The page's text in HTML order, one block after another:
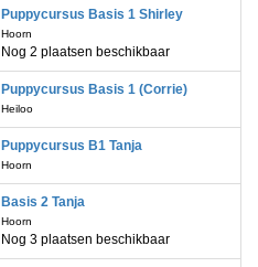
Puppycursus Basis 1 Shirley
Hoorn
Nog 2 plaatsen beschikbaar
Puppycursus Basis 1 (Corrie)
Heiloo
Puppycursus B1 Tanja
Hoorn
Basis 2 Tanja
Hoorn
Nog 3 plaatsen beschikbaar